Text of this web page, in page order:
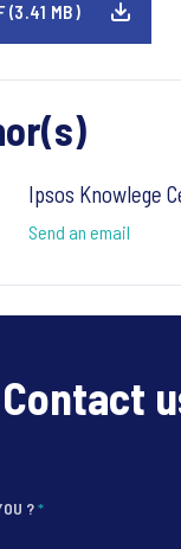
(3.41 MB)
Ipsos Knowlege
Send an email
Contact
?*